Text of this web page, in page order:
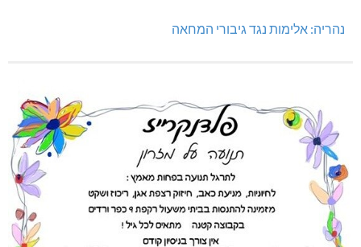
נהריה: אלימות נגד גיבורי המחאה